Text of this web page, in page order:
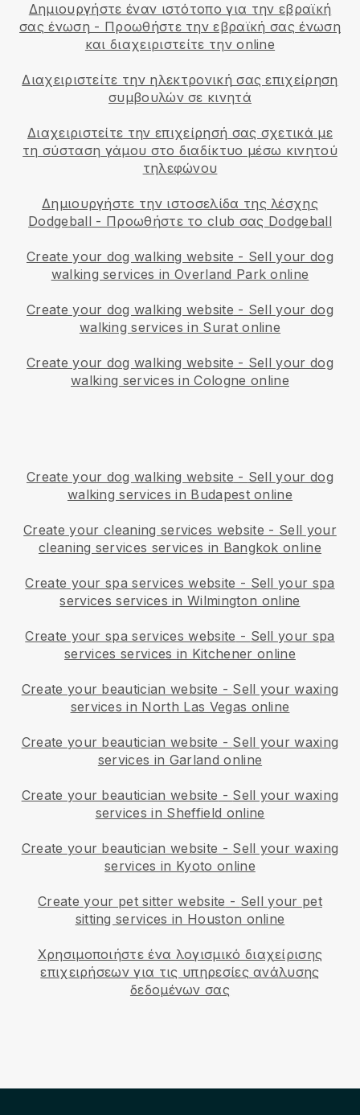
Δημιουργήστε έναν ιστότοπο για την εβραϊκή
σας ένωση - Προωθήστε την εβραϊκή σας ένωση
και διαχειριστείτε την online
Διαχειριστείτε την ηλεκτρονική σας επιχείρηση
συμβουλών σε κινητά
Διαχειριστείτε την επιχείρησή σας σχετικά με
τη σύσταση γάμου στο διαδίκτυο μέσω κινητού
τηλεφώνου
Δημιουργήστε την ιστοσελίδα της λέσχης
Dodgeball - Προωθήστε το club σας Dodgeball
Create your dog walking website - Sell your dog
walking services in Overland Park online
Create your dog walking website - Sell your dog
walking services in Surat online
Create your dog walking website - Sell your dog
walking services in Cologne online
Create your dog walking website - Sell your dog
walking services in Budapest online
Create your cleaning services website - Sell your
cleaning services services in Bangkok online
Create your spa services website - Sell your spa
services services in Wilmington online
Create your spa services website - Sell your spa
services services in Kitchener online
Create your beautician website - Sell your waxing
services in North Las Vegas online
Create your beautician website - Sell your waxing
services in Garland online
Create your beautician website - Sell your waxing
services in Sheffield online
Create your beautician website - Sell your waxing
services in Kyoto online
Create your pet sitter website - Sell your pet
sitting services in Houston online
Χρησιμοποιήστε ένα λογισμικό διαχείρισης
επιχειρήσεων για τις υπηρεσίες ανάλυσης
δεδομένων σας